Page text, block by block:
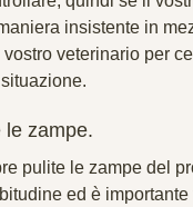
insistente in
veterinario per
le zampe.
pulite le zampe del
ed è importante